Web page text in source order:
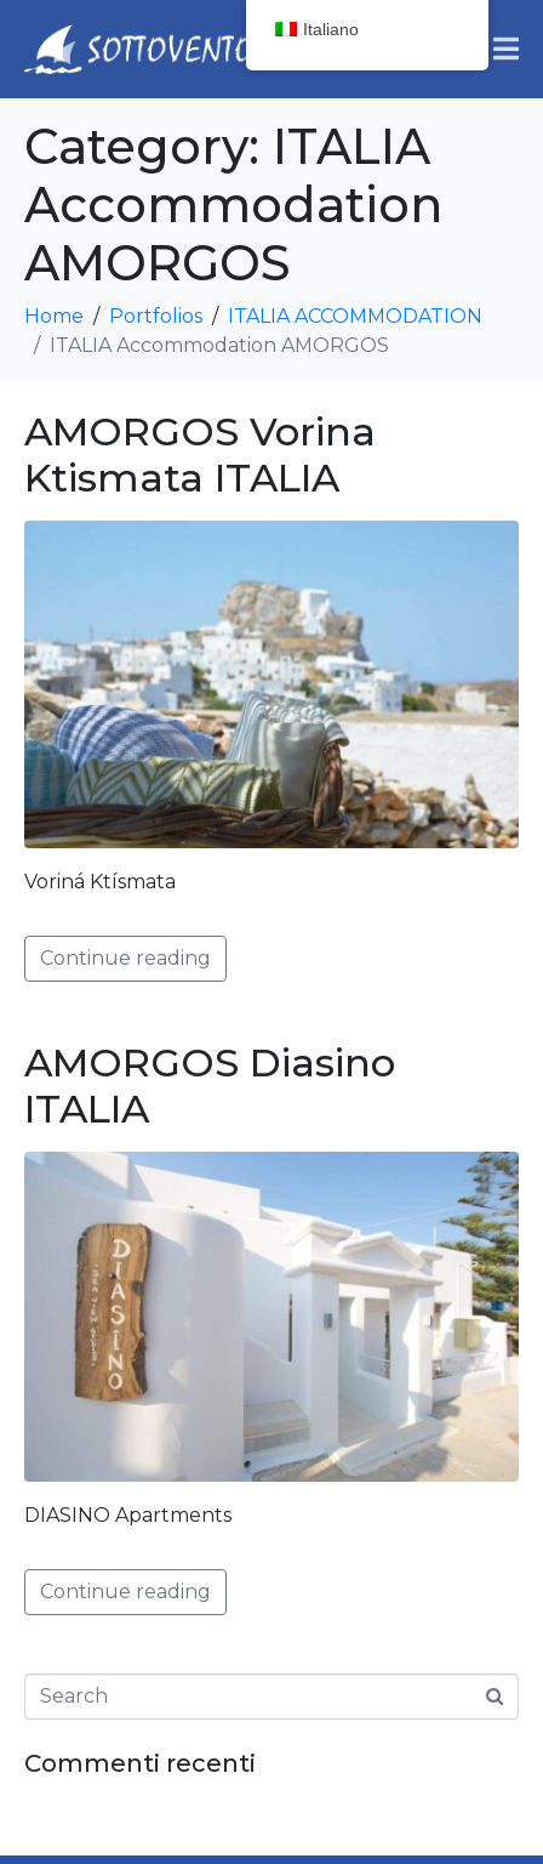
Category: ITALIA
Accommodation
AMORGOS
Home Portfolios
ITALIA ACCOMMODATION
ITALIA Accommodation AMORGOS
AMORGOS Vorina
Ktismata ITALIA
Voriná Ktísmata
Continue reading
AMORGOS Diasino
ITALIA
DIASINO Apartments
Continue reading
Commenti recenti
Italiano